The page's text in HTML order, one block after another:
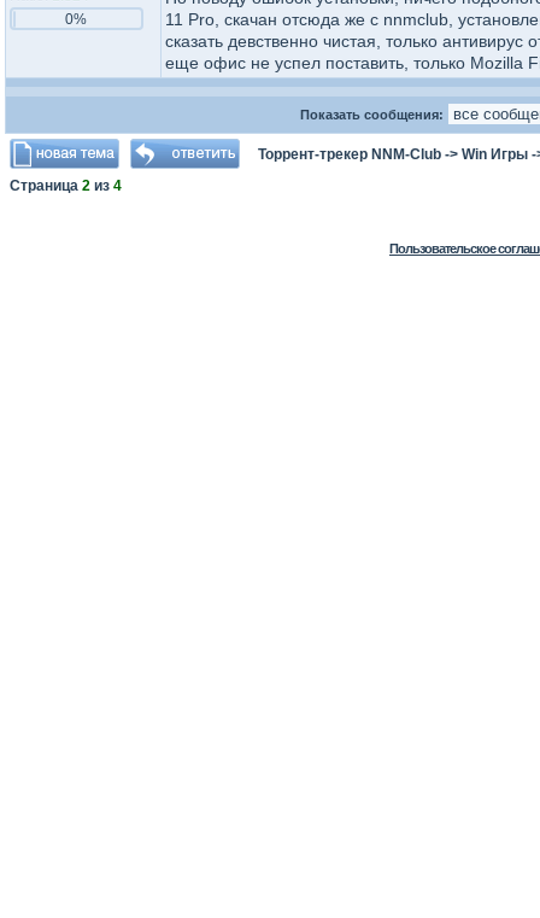
0%
11 Pro, скачан отсюда же с nnmclub,
сказать девственно чистая, только
еще офис не успел поставить, только Mozilla
Показать сообщения:
Торрент-трекер NNM-Club -> Win Игры
Страница 2 из 4
Пользовательское